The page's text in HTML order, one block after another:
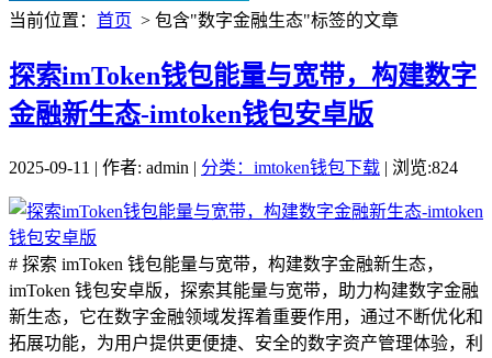
当前位置： 首页 > 包含"数字金融生态"标签的文章
探索imToken钱包能量与宽带，构建数字
金融新生态-imtoken钱包安卓版
2025-09-11 | 作者: admin | 分类：imtoken钱包下载 | 浏览:824
# 探索 imToken 钱包能量与宽带，构建数字金融新生态，
imToken 钱包安卓版，探索其能量与宽带，助力构建数字金融
新生态，它在数字金融领域发挥着重要作用，通过不断优化和
拓展功能，为用户提供更便捷、安全的数字资产管理体验，利